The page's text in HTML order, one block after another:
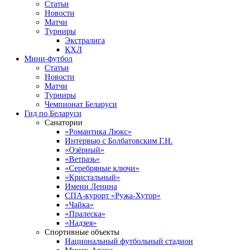
Статьи
Новости
Матчи
Турниры
Экстралига
КХЛ
Мини-футбол
Статьи
Новости
Матчи
Турниры
Чемпионат Беларуси
Гид по Беларуси
Санатории
«Романтика Люкс»
Интервью с Болбатовским Г.Н.
«Озёрный»
«Ветразь»
«Серебряные ключи»
«Кристальный»
Имени Ленина
СПА-курорт «Ружа-Хутор»
«Чайка»
«Пралеска»
«Надзея»
Спортивные объекты
Национальный футбольный стадион